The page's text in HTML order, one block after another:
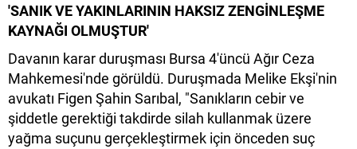
'SANIK VE YAKINLARININ HAKSIZ ZENGİNLEŞME
KAYNAĞI OLMUŞTUR'
Davanın karar duruşması Bursa 4'üncü Ağır Ceza
Mahkemesi'nde görüldü. Duruşmada Melike Ekşi'nin
avukatı Figen Şahin Sarıbal, "Sanıkların cebir ve
şiddetle gerektiği takdirde silah kullanmak üzere
yağma suçunu gerçekleştirmek için önceden suç